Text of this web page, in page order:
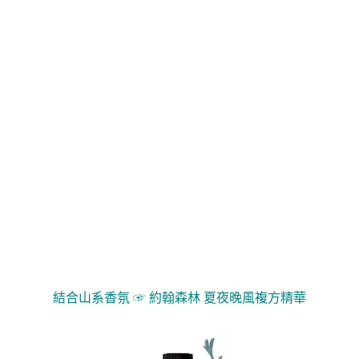
結合山系香氛 ☞ 約翰森林 夏夜晚風複方精華